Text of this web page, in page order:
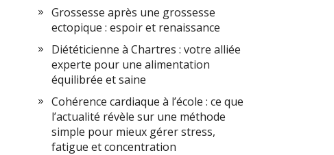
Grossesse après une grossesse
ectopique : espoir et renaissance
Diététicienne à Chartres : votre alliée
experte pour une alimentation
équilibrée et saine
Cohérence cardiaque à l’école : ce que
l’actualité révèle sur une méthode
simple pour mieux gérer stress,
fatigue et concentration